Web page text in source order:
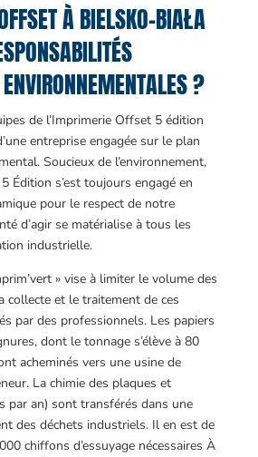
À BIELSKO-BIAŁA
?
de l’Imprimerie Offset 5 édition
entreprise engagée sur le plan
Soucieux de l’environnement,
Édition s’est toujours engagé en
pour le respect de notre
d’agir se matérialise à tous les
industrielle.
» vise à limiter le volume des
collecte et le traitement de ces
par des professionnels. Les papiers
dont le tonnage s’élève à 80
acheminés vers une usine de
La chimie des plaques et
par an) sont transférés dans une
des déchets industriels. Il en est de
chiffons d’essuyage nécessaires À